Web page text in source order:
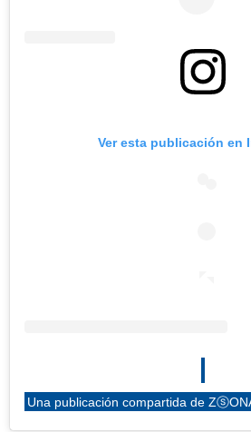
Ver esta publicación en